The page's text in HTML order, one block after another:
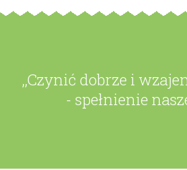
,,Czynić dobrze i
- spełnienie